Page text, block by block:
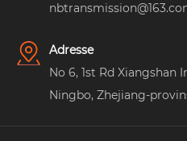
Adresse
No 6, 1st Rd Xiangshan
Ningbo, Zhejiang-